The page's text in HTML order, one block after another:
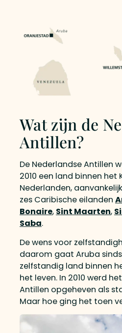
Wat zijn de
Antillen?
De Nederlandse Antillen
2010 een land binnen het
Nederlanden,
zes Caribische eilanden
Bonaire, Sint Maarten,
Saba.
De wens voor
daarom gaat Aruba sinds
zelfstandig land binnen
het leven. In 2010 werd
Antillen opgeheven als
Maar hoe ging het toen